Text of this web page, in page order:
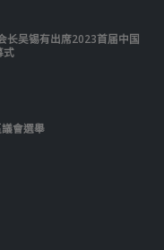
长吴锡有出席2023首届中国
式
會選舉